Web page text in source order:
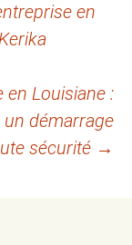
en
en Louisiane :
démarrage
sécurité →